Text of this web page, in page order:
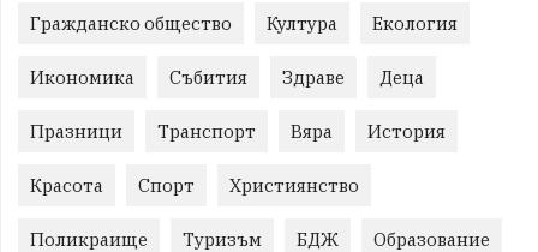
Гражданско общество Култура Екология
Икономика Събития Здраве Деца
Празници Транспорт Вяра История
Красота Спорт Християнство
Поликраище Туризъм БДЖ Образование